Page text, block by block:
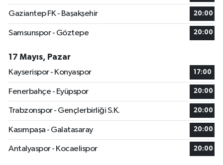
Gaziantep FK - Başakşehir 20:00
Samsunspor - Göztepe 20:00
17 Mayıs, Pazar
Kayserispor - Konyaspor
17:00
Fenerbahçe - Eyüpspor 20:00
Trabzonspor - Gençlerbirliği S.K. 20:00
Kasımpaşa - Galatasaray 20:00
Antalyaspor - Kocaelispor 20:00